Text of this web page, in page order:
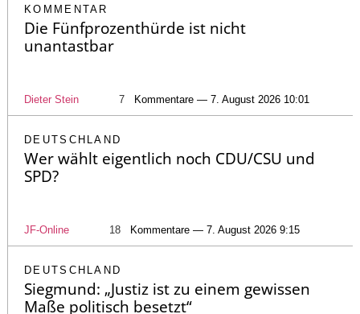
KOMMENTAR
Die Fünfprozenthürde ist nicht
unantastbar
Dieter Stein 7 Kommentare — 7. August 2026 10:01
DEUTSCHLAND
Wer wählt eigentlich noch CDU/CSU und
SPD?
JF-Online 18 Kommentare — 7. August 2026 9:15
DEUTSCHLAND
Siegmund: „Justiz ist zu einem gewissen
Maße politisch besetzt“